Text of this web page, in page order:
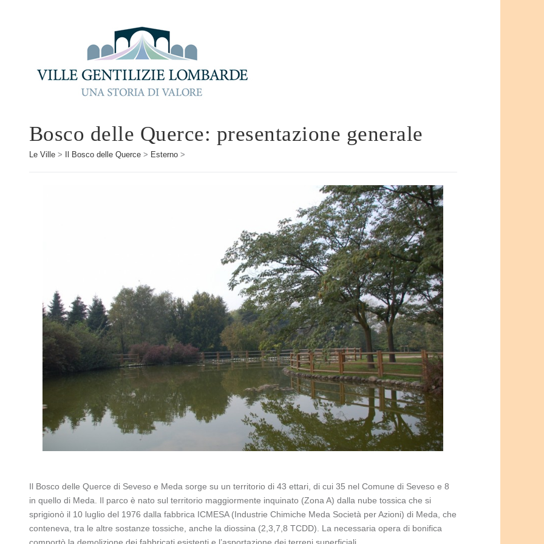
Bosco delle Querce: presentazione generale
Le Ville> Il Bosco delle Querce> Esterno>
Il Bosco delle Querce di Seveso e Meda sorge su un territorio di 43 ettari, di cui 35 nel Comune di Seveso e 8
in quello di Meda. Il parco è nato sul territorio maggiormente inquinato (Zona A) dalla nube tossica che si
sprigionò il 10 luglio del 1976 dalla fabbrica ICMESA (Industrie Chimiche Meda Società per Azioni) di Meda, che
conteneva, tra le altre sostanze tossiche, anche la diossina (2,3,7,8 TCDD). La necessaria opera di bonifica
comportò la demolizione dei fabbricati esistenti e l’asportazione dei terreni superficiali.